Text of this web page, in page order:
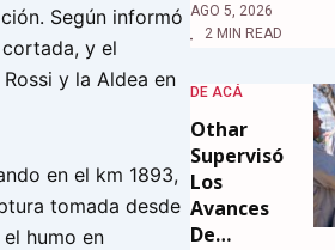
Según informó
y el
y la Aldea en
en el km 1893,
tomada desde
humo en
AGO 5, 2026
2 MIN READ
DE ACÁ
Othar
Supervisó
Los
Avances
De…